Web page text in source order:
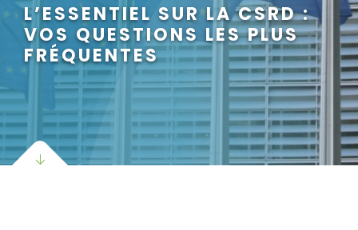
L’ESSENTIEL SUR LA CSRD :
VOS QUESTIONS LES PLUS
FRÉQUENTES